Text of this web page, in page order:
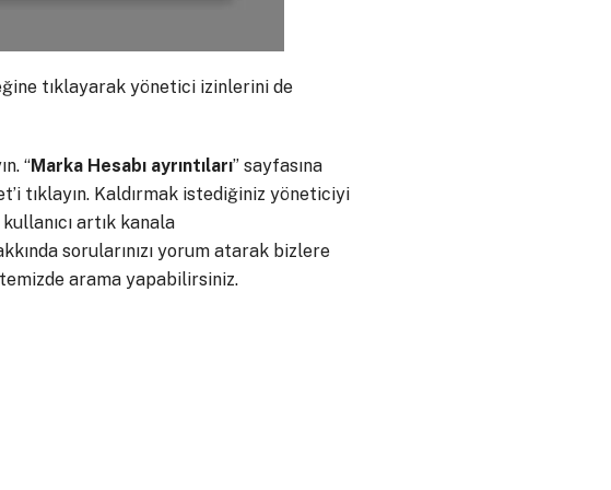
tıklayarak yönetici izinlerini de
“Marka Hesabı ayrıntıları” sayfasına
tıklayın. Kaldırmak istediğiniz yöneticiyi
artık kanala
sorularınızı yorum atarak bizlere
arama yapabilirsiniz.